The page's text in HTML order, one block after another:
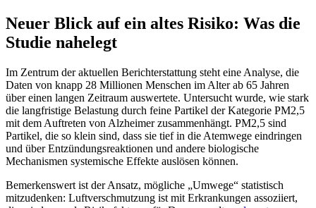
Neuer Blick auf ein altes Risiko: Was die
Studie nahelegt
Im Zentrum der aktuellen Berichterstattung steht eine Analyse, die
Daten von knapp 28 Millionen Menschen im Alter ab 65 Jahren
über einen langen Zeitraum auswertete. Untersucht wurde, wie stark
die langfristige Belastung durch feine Partikel der Kategorie PM2,5
mit dem Auftreten von Alzheimer zusammenhängt. PM2,5 sind
Partikel, die so klein sind, dass sie tief in die Atemwege eindringen
und über Entzündungsreaktionen und andere biologische
Mechanismen systemische Effekte auslösen können.
Bemerkenswert ist der Ansatz, mögliche „Umwege“ statistisch
mitzudenken: Luftverschmutzung ist mit Erkrankungen assoziiert,